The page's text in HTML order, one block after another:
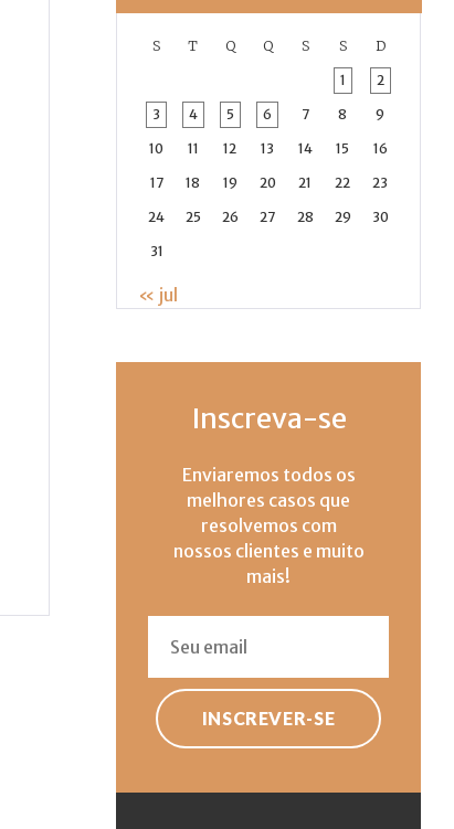
S T Q Q S S D
1 2
3 4 5 6 7 8 9
10 11 12 13 14 15 16
17 18 19 20 21 22 23
24 25 26 27 28 29 30
31
« jul
Inscreva-se
Enviaremos todos os
melhores casos que
resolvemos com
nossos clientes e muito
mais!
INSCREVER-SE